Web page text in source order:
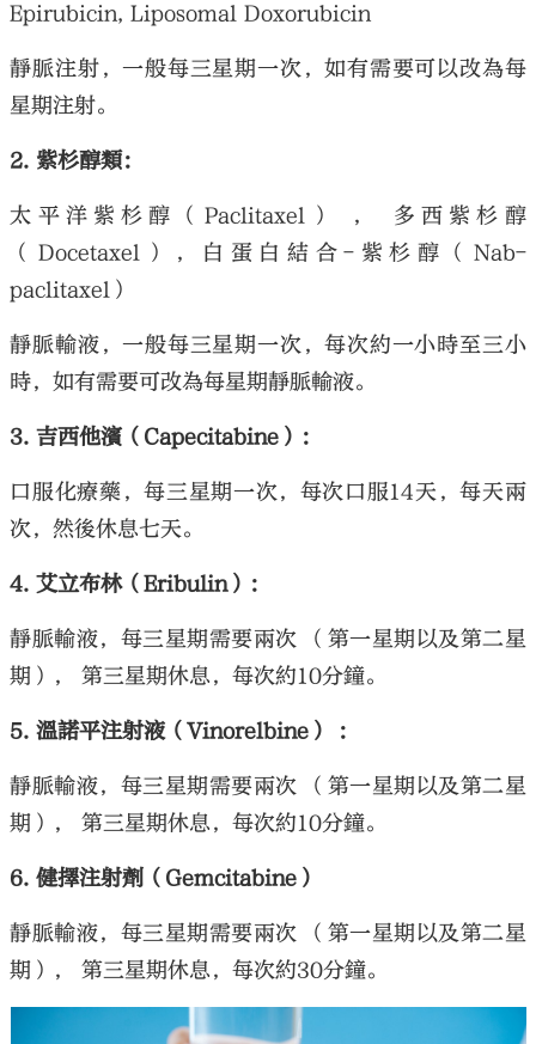
Epirubicin, Liposomal Doxorubicin
靜脈注射，一般每三星期一次，如有需要可以改為每
星期注射。
2. 紫杉醇類：
太平洋紫杉醇（Paclitaxel） ， 多西紫杉醇
（Docetaxel），白蛋白結合-紫杉醇（Nab-
paclitaxel）
靜脈輸液，一般每三星期一次，每次約一小時至三小
時，如有需要可改為每星期靜脈輸液。
3. 吉西他濱（Capecitabine）：
口服化療藥，每三星期一次，每次口服14天，每天兩
次，然後休息七天。
4. 艾立布林（Eribulin）：
靜脈輸液，每三星期需要兩次 （第一星期以及第二星
期）， 第三星期休息，每次約10分鐘。
5. 溫諾平注射液（Vinorelbine） ：
靜脈輸液，每三星期需要兩次 （第一星期以及第二星
期）， 第三星期休息，每次約10分鐘。
6. 健擇注射劑（Gemcitabine）
靜脈輸液，每三星期需要兩次 （第一星期以及第二星
期）， 第三星期休息，每次約30分鐘。